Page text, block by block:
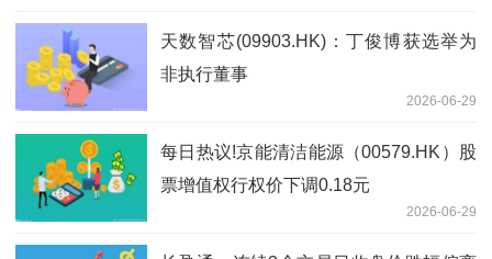
天数智芯(09903.HK)：丁俊博获选举为
非执行董事
2026-06-29
每日热议!京能清洁能源（00579.HK）股
票增值权行权价下调0.18元
2026-06-29